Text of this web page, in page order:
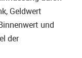
Geldwert
und
der